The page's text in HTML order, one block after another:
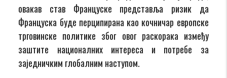
овакав став Француске представља ризик да
Француска буде перципирана као кочничар европске
трговинске политике због овог раскорака између
заштите националних интереса и потребе за
заједничким глобалним наступом.